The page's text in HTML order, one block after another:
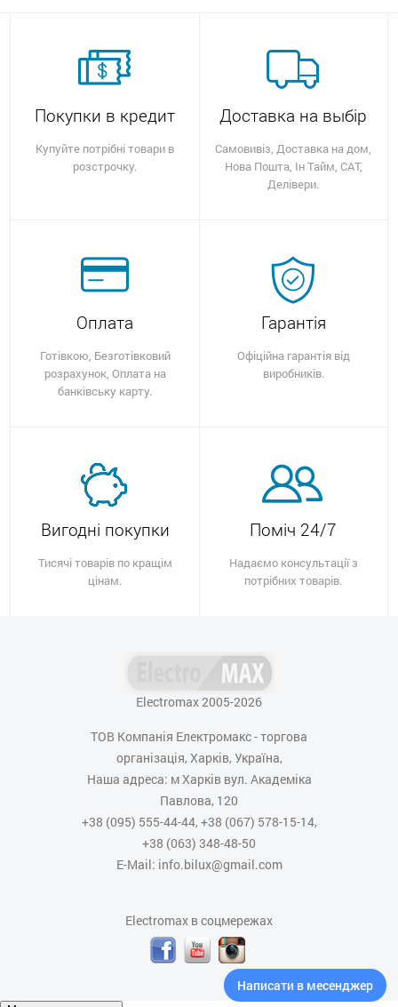
Покупки в кредит
Купуйте потрібні товари в
розстрочку.
Доставка на выбір
Самовивіз, Доставка на дом,
Нова Пошта, Ін Тайм, САТ,
Делівери.
Оплата
Готівкою, Безготівковий
розрахунок, Оплата на
банківську карту.
Гарантія
Офіційна гарантія від
виробників.
Вигодні покупки
Тисячі товарів по кращім
цінам.
Поміч 24/7
Надаємо консультації з
потрібних товарів.
Electromax 2005-2026
ТОВ Компанія Електромакс - торгова
організація, Харків, Україна,
Наша адреса: м Харків вул. Академіка
Павлова, 120
+38 (095) 555-44-44, +38 (067) 578-15-14,
+38 (063) 348-48-50
E-Mail: info.bilux@gmail.com
Electromax в соцмережах
Написати в месенджер